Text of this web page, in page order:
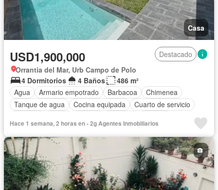
Casa
USD1,900,000
Destacado
Orrantia del Mar, Urb Campo de Polo
4 Dormitorios
4 Baños
486 m²
Agua
Armario empotrado Barbacoa
Chimenea
Tanque de agua
Cocina equipada
Cuarto de servicio
Hace 1 semana, 2 horas en - 2g Agentes Inmobiliarios